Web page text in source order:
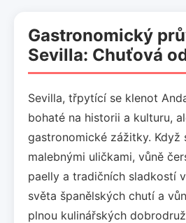
Gastronomický
Sevilla: Chuťová
Sevilla, třpytící se klenot
bohaté na historii a kulturu,
gastronomické zážitky. Když
malebnými uličkami, vůně
paelly a tradičních sladkostí
světa španělských chutí a
plnou kulinářských